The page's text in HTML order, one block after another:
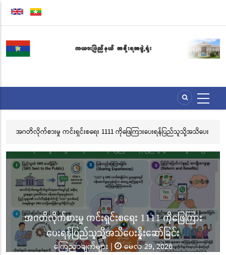
အဓိက
အကြောင်းအရာ
သွား
မည်
လွိုင်ကော်မြို့၊ သမိုင်းဝင်ဆုတောင်းပြည့် မြို့နာမ်ရွှေစေတီတော် လုံးတော်ပြည့်ရွှေ
ဘုံကထိန် အလှူတော်မင်္ဂလာအခမ်းအနား ကျင်းပ
လွိုင်ကော်မြို့၊ သမိုင်းဝင်ဆုတောင်းပြည့် မြို့နာမ်ရွှေ
စေတီတော် လုံးတော်ပြည့်ရွှေသင်္ကန်းကပ်လှူပူဇော်
ခြင်းအောင်ပွဲနှင့် (၃၆) ကြိမ်မြောက် စုပေါင်းမဟာ
ဘုံကထိန် အလှူတော်မင်္ဂလာအခမ်းအနား ကျင်းပ